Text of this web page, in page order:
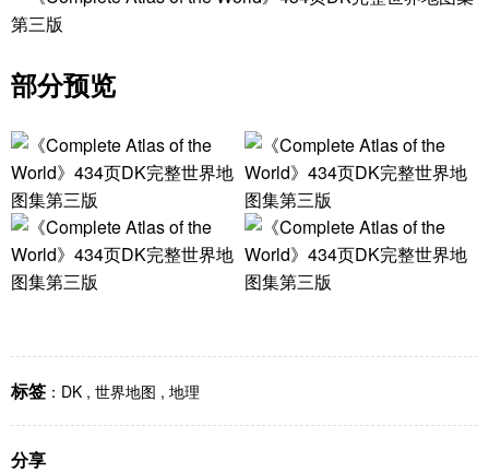
部分预览
标签 ： DK , 世界地图 , 地理
分享